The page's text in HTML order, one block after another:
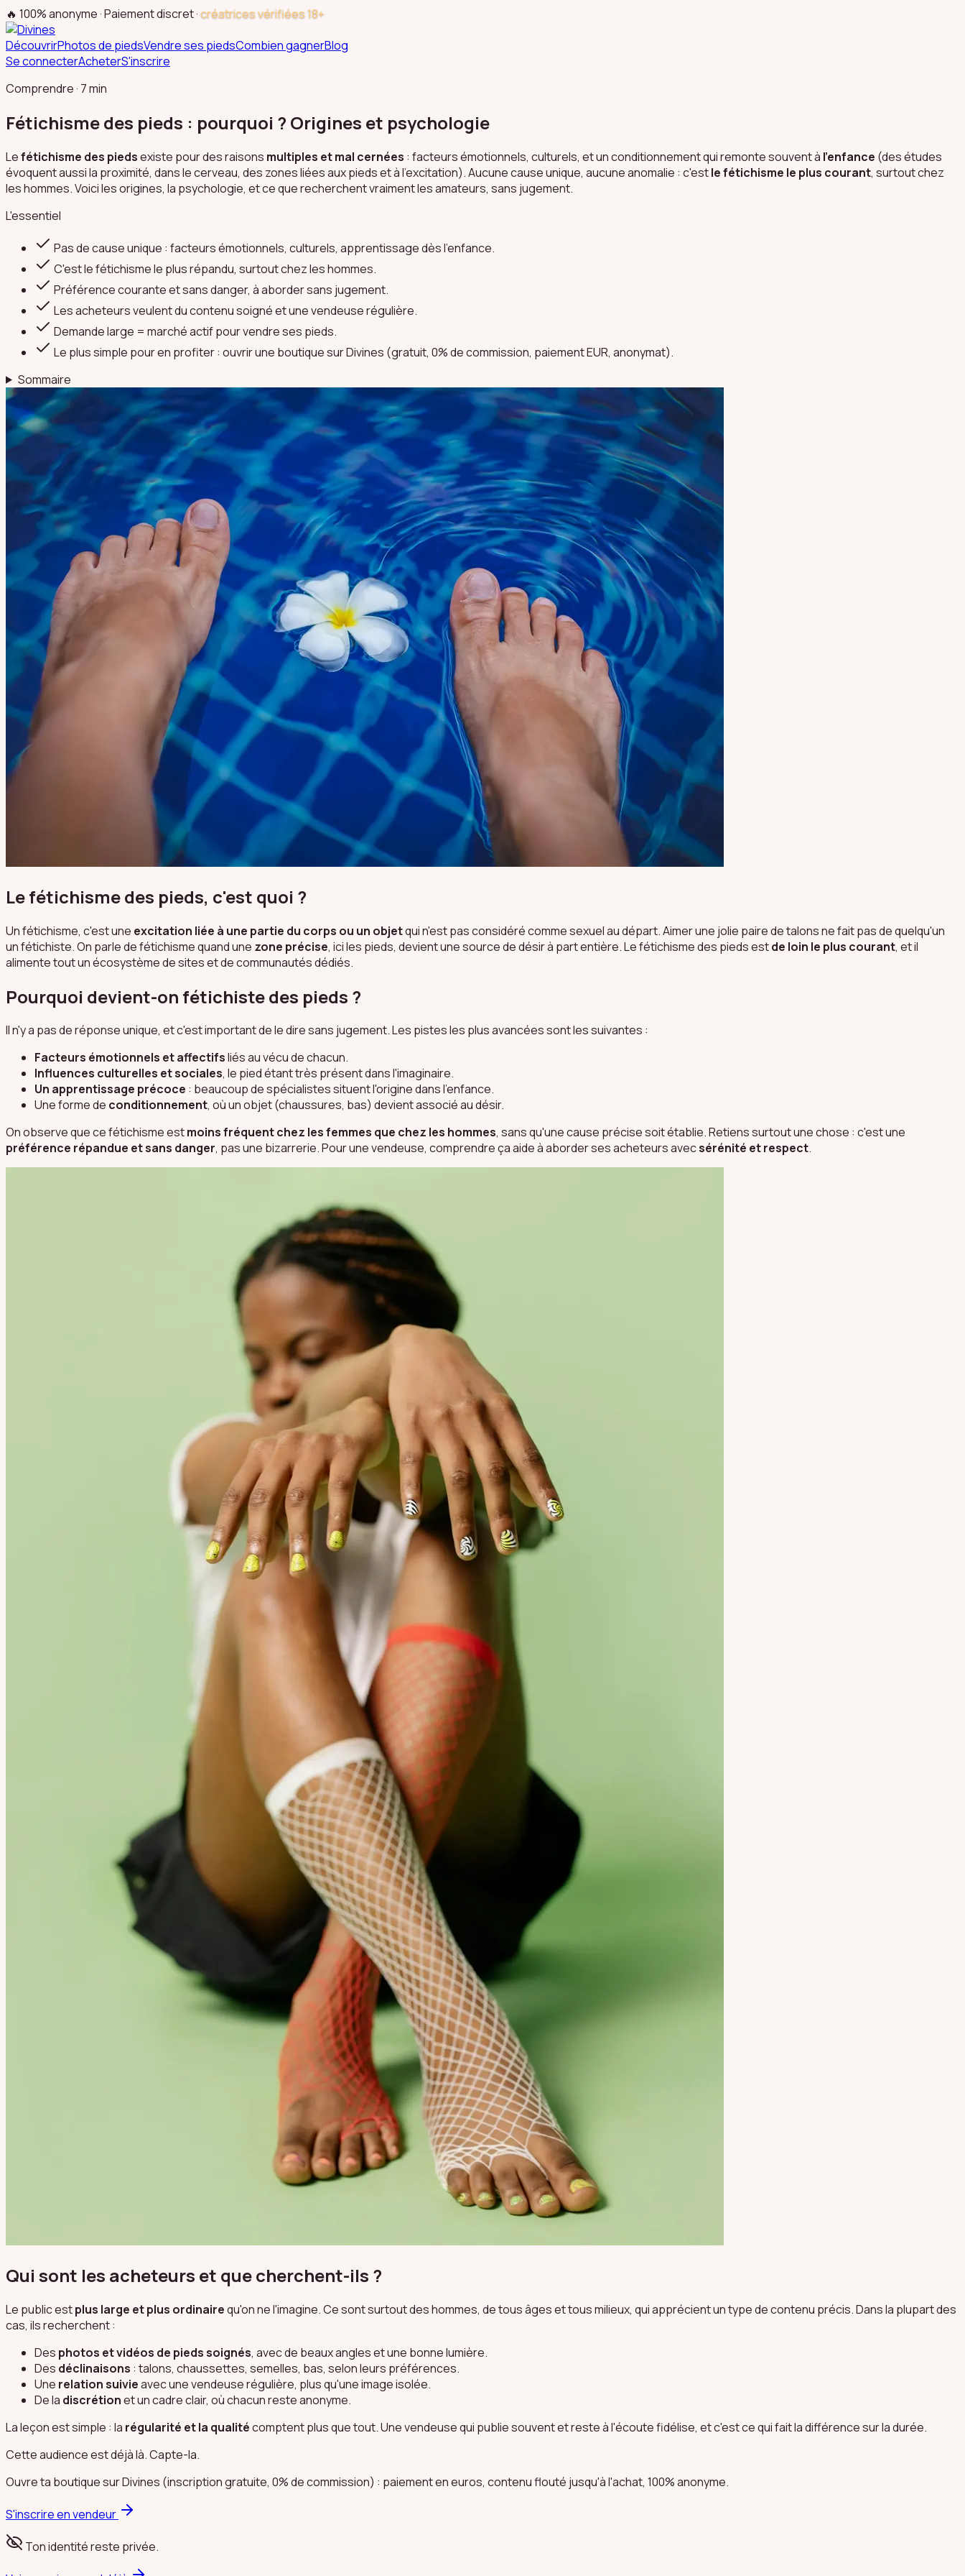
🔥 100% anonyme · Paiement discret ·créatrices vérifiées 18+
DécouvrirPhotos de piedsVendre ses piedsCombien gagnerBlog
Se connecterAcheterS'inscrire
Comprendre · 7 min
Fétichisme des pieds : pourquoi ? Origines et psychologie
Lefétichisme des piedsexiste pour des raisons multiples et mal cernées : facteurs émotionnels, culturels, et un conditionnement qui remonte souvent à l'enfance (des études
évoquent aussi la proximité, dans le cerveau, des zones liées aux pieds et à l'excitation). Aucune cause unique, aucune anomalie : c'estle fétichisme le plus courant, surtout chez
les hommes. Voici les origines, la psychologie, et ce que recherchent vraiment les amateurs, sans jugement.
L'essentiel
Pas de cause unique : facteurs émotionnels, culturels, apprentissage dès l'enfance.
C'est le fétichisme le plus répandu, surtout chez les hommes.
Préférence courante et sans danger, à aborder sans jugement.
Les acheteurs veulent du contenu soigné et une vendeuse régulière.
Demande large = marché actif pour vendre ses pieds.
Le plus simple pour en profiter : ouvrir une boutique sur Divines (gratuit, 0% de commission, paiement EUR, anonymat).
Sommaire
Le fétichisme des pieds, c'est quoi ?
Un fétichisme, c'est une excitation liée à une partie du corps ou un objetqui n'est pas considéré comme sexuel au départ. Aimer une jolie paire de talons ne fait pas de quelqu'un
un fétichiste. On parle de fétichisme quand une zone précise, ici les pieds, devient une source de désir à part entière. Le fétichisme des pieds estde loin le plus courant, et il
alimente tout un écosystème de sites et de communautés dédiés.
Pourquoi devient-on fétichiste des pieds ?
Il n'y a pas de réponse unique, et c'est important de le dire sans jugement. Les pistes les plus avancées sont les suivantes :
Facteurs émotionnels et affectifsliés au vécu de chacun.
Influences culturelles et sociales, le pied étant très présent dans l'imaginaire.
Un apprentissage précoce : beaucoup de spécialistes situent l'origine dans l'enfance.
Une forme de conditionnement, où un objet (chaussures, bas) devient associé au désir.
On observe que ce fétichisme estmoins fréquent chez les femmes que chez les hommes, sans qu'une cause précise soit établie. Retiens surtout une chose : c'est une
préférence répandue et sans danger, pas une bizarrerie. Pour une vendeuse, comprendre ça aide à aborder ses acheteurs avecsérénité et respect.
Qui sont les acheteurs et que cherchent-ils ?
Le public estplus large et plus ordinairequ'on ne l'imagine. Ce sont surtout des hommes, de tous âges et tous milieux, qui apprécient un type de contenu précis. Dans la plupart des
cas, ils recherchent :
Des photos et vidéos de pieds soignés, avec de beaux angles et une bonne lumière.
Des déclinaisons : talons, chaussettes, semelles, bas, selon leurs préférences.
Une relation suivieavec une vendeuse régulière, plus qu'une image isolée.
De la discrétionet un cadre clair, où chacun reste anonyme.
La leçon est simple : la régularité et la qualitécomptent plus que tout. Une vendeuse qui publie souvent et reste à l'écoute fidélise, et c'est ce qui fait la différence sur la durée.
Cette audience est déjà là. Capte-la.
Ouvre ta boutique sur Divines (inscription gratuite, 0% de commission) : paiement en euros, contenu flouté jusqu'à l'achat, 100% anonyme.
S'inscrire en vendeur
Ton identité reste privée.